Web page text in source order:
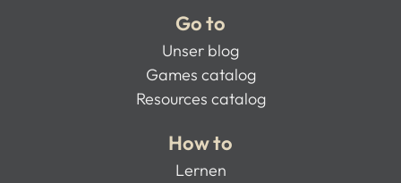
Go to
Unser blog
Games catalog
Resources catalog
How to
Lernen